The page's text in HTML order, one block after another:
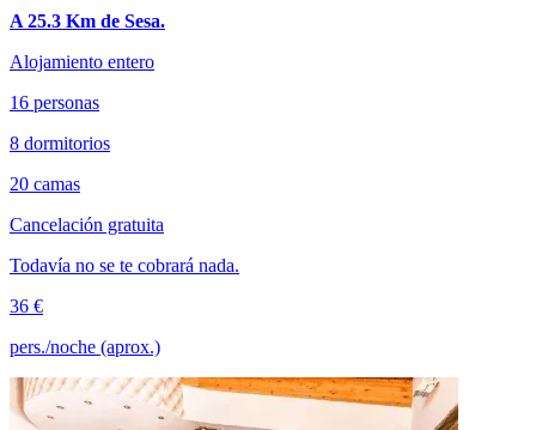
A 25.3 Km de Sesa.
Alojamiento entero
16 personas
8 dormitorios
20 camas
Cancelación gratuita
Todavía no se te cobrará nada.
36 €
pers./noche (aprox.)